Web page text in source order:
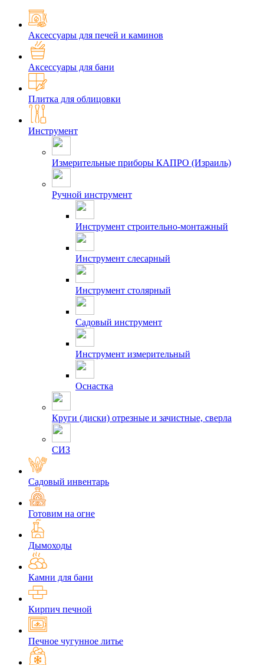
Аксессуары для печей и каминов
Аксессуары для бани
Плитка для облицовки
Инструмент
Измерительные приборы КАПРО (Израиль)
Ручной инструмент
Инструмент строительно-монтажный
Инструмент слесарный
Инструмент столярный
Садовый инструмент
Инструмент измерительный
Оснастка
Круги (диски) отрезные и зачистные, сверла
СИЗ
Садовый инвентарь
Готовим на огне
Дымоходы
Камни для бани
Кирпич печной
Печное чугунное литье